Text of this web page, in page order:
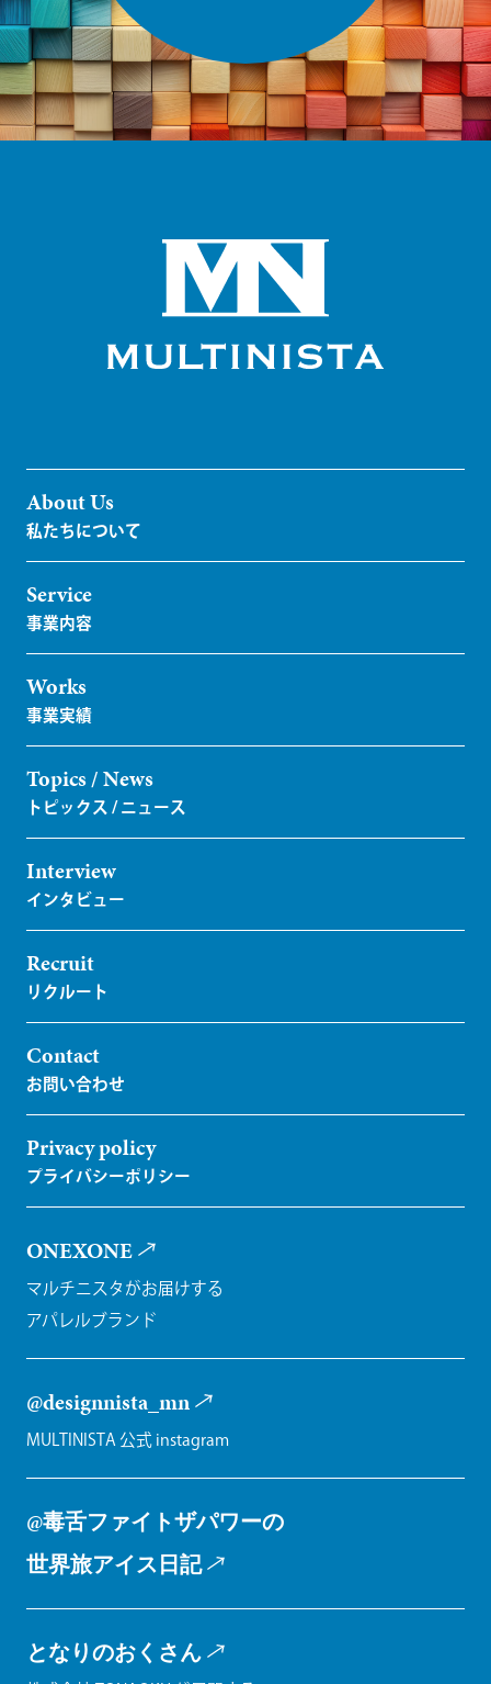
About Us
Service
Works
Topics / News
Interview
Recruit
Contact
Privacy policy
ONEXONE
マルチニスタがお届けする
アパレルブランド
@designnista_mn
MULTINISTA 公式 instagram
@毒舌ファイトザパワーの
世界旅アイス日記
となりのおくさん